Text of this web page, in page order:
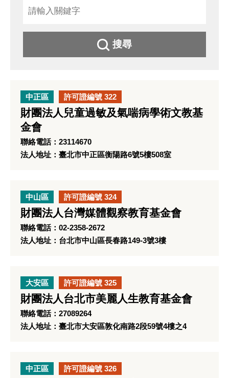
搜尋
中正區 許可證編號 322
財團法人兒童過敏及氣喘病學術文教基
金會
聯絡電話：23114670
法人地址：臺北市中正區衡陽路6號5樓508室
中山區 許可證編號 324
財團法人台灣媒體觀察教育基金會
聯絡電話：02-2358-2672
法人地址：台北市中山區長春路149-3號3樓
大安區 許可證編號 325
財團法人台北市美麗人生教育基金會
聯絡電話：27089264
法人地址：臺北市大安區敦化南路2段59號4樓之4
中正區 許可證編號 326